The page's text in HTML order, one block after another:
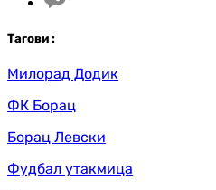
Тагови :
Милорад Додик
ФК Борац
Борац Левски
Фудбал утакмица